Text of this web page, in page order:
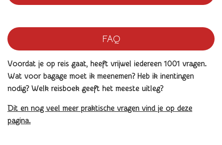
FAQ
Voordat je op reis gaat, heeft vrijwel iedereen 1001 vragen.
Wat voor bagage moet ik meenemen? Heb ik inentingen
nodig? Welk reisboek geeft het meeste uitleg?
Dit en nog veel meer praktische vragen vind je op deze
pagina.